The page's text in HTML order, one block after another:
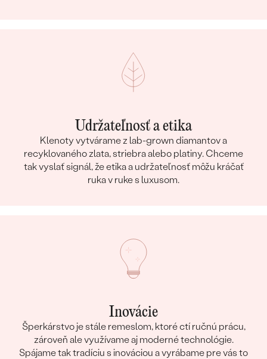
Udržateľnosť a etika
Klenoty vytvárame z lab-grown diamantov a
recyklovaného zlata, striebra alebo platiny. Chceme
tak vyslať signál, že etika a udržateľnosť môžu kráčať
ruka v ruke s luxusom.
Inovácie
Šperkárstvo je stále remeslom, ktoré ctí ručnú prácu,
zároveň ale využívame aj moderné technológie.
Spájame tak tradíciu s inováciou a vyrábame pre vás to